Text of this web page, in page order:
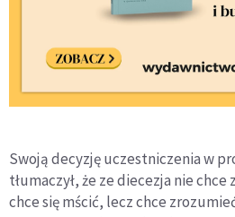
Swoją decyzję uczestniczenia w
tłumaczył, że ze diecezja nie
chce się mścić, lecz chce